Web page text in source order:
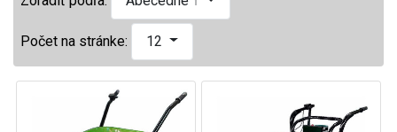
Počet na stránke: 12